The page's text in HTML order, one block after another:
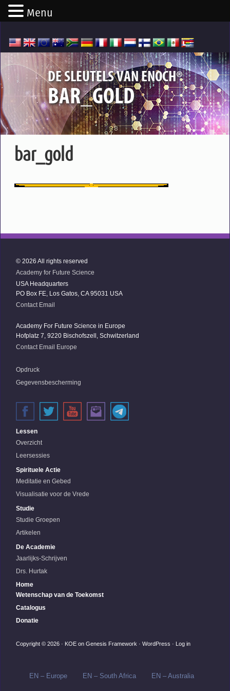
DE SLEUTELS VAN ENOCH®
BAR_GOLD
bar_gold
© 2026 All rights reserved
Academy for Future Science
USA Headquarters
PO Box FE, Los Gatos, CA 95031 USA
Contact Email
Academy For Future Science in Europe
Hofplatz 7, 9220 Bischofszell, Schwitzerland
Contact Email Europe
Opdruck
Gegevensbescherming
Lessen
Overzicht
Leersessies
Spirituele Actie
Meditatie en Gebed
Visualisatie voor de Vrede
Studie
Studie Groepen
Artikelen
De Academie
Jaarlijks-Schrijven
Drs. Hurtak
Home
Wetenschap van de Toekomst
Catalogus
Donatie
Copyright © 2026 · KOE on Genesis Framework · WordPress · Log in
EN – Europe EN – South Africa EN – Australia
Menu